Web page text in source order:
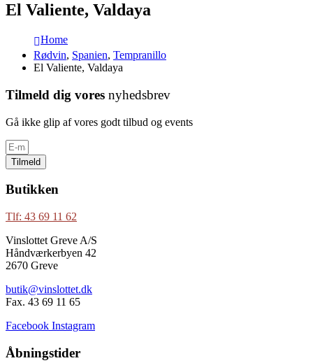
El Valiente, Valdaya
Home
Rødvin, Spanien, Tempranillo
El Valiente, Valdaya
Tilmeld dig vores nyhedsbrev
Gå ikke glip af vores godt tilbud og events
Tilmeld
Butikken
Tlf: 43 69 11 62
Vinslottet Greve A/S
Håndværkerbyen 42
2670 Greve
butik@vinslottet.dk
Fax. 43 69 11 65
Facebook Instagram
Åbningstider